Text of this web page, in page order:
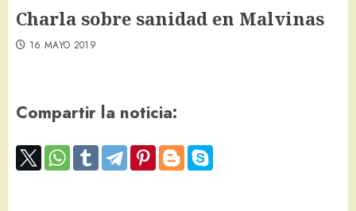
Charla sobre sanidad en Malvinas
16 MAYO 2019
Compartir la noticia: